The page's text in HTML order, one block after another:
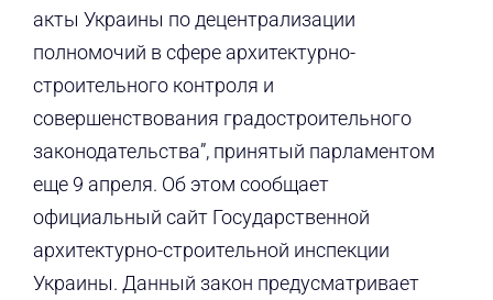
акты Украины по децентрализации
полномочий в сфере архитектурно-
строительного контроля и
совершенствования градостроительного
законодательства”, принятый парламентом
еще 9 апреля. Об этом сообщает
официальный сайт Государственной
архитектурно-строительной инспекции
Украины. Данный закон предусматривает